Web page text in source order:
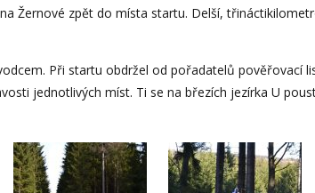
Žernové zpět do místa startu. Delší,
Při startu obdržel od pořadatelů pověřovací
jednotlivých míst. Ti se na březích jezírka U